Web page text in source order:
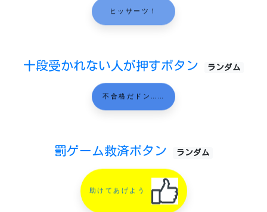
ヒッサーツ！
十段受かれない人が押すボタン ランダム
不合格だドン……
罰ゲーム救済ボタン ランダム
助けてあげよう